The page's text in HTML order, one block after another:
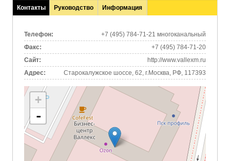
Контакты
(активная
Руководство Информация
Телефон:
+7 (495) 784-71-21 многоканальный
Факс:
+7 (495) 784-71-20
Сайт:
http://www.vallexm.ru
Адрес:
Старокалужское шоссе, 62, г.Москва, РФ, 117393
+
-